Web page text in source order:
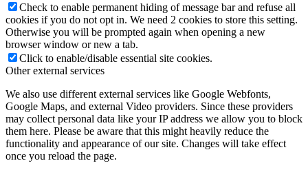
Check to enable permanent hiding of message bar and refuse all
cookies if you do not opt in. We need 2 cookies to store this setting.
Otherwise you will be prompted again when opening a new
browser window or new a tab.
Click to enable/disable essential site cookies.
Other external services
We also use different external services like Google Webfonts,
Google Maps, and external Video providers. Since these providers
may collect personal data like your IP address we allow you to block
them here. Please be aware that this might heavily reduce the
functionality and appearance of our site. Changes will take effect
once you reload the page.